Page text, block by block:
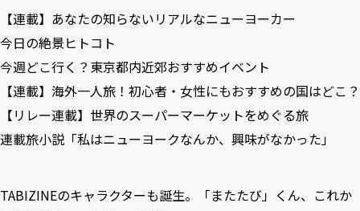
【連載】あなたの知らないリアルなニューヨーカー
今日の絶景ヒトコト
今週どこ行く？東京都内近郊おすすめイベント
【連載】海外一人旅！初心者・女性にもおすすめの国はどこ？
【リレー連載】世界のスーパーマーケットをめぐる旅
連載旅小説「私はニューヨークなんか、興味がなかった」
TABIZINEのキャラクターも誕生。「またたび」くん、これか